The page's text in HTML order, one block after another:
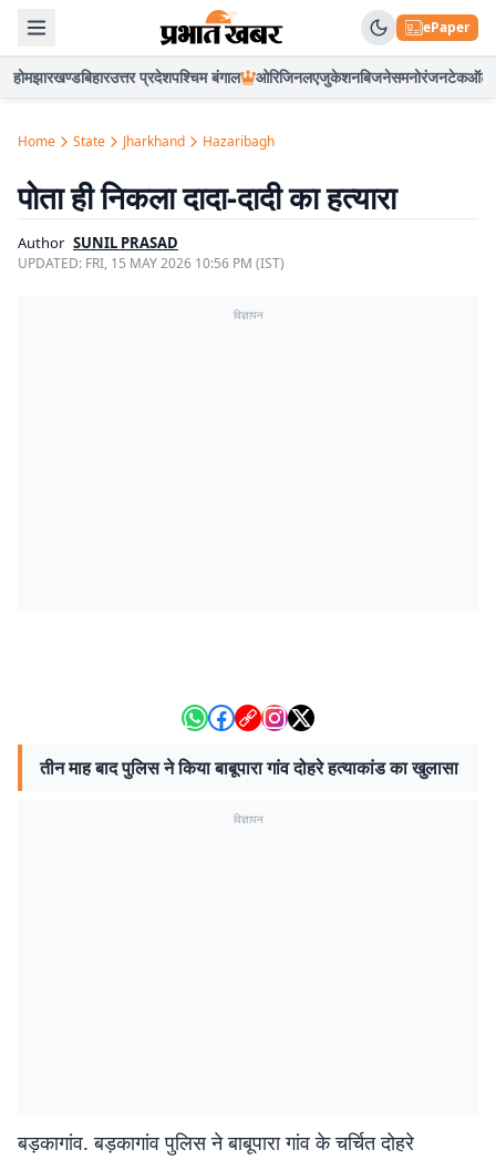
ePaper
होमझारखण्डबिहारउत्तर प्रदेशपश्चिम बंगाल ओरिजिनलएजुकेशनबिजनेसमनोरंजनटेकऑटो
Home State Jharkhand Hazaribagh
पोता ही निकला दादा-दादी का हत्यारा
Author SUNIL PRASAD
UPDATED: FRI, 15 MAY 2026 10:56 PM (IST)
विज्ञापन
तीन माह बाद पुलिस ने किया बाबूपारा गांव दोहरे हत्याकांड का खुलासा
विज्ञापन
बड़कागांव. बड़कागांव पुलिस ने बाबूपारा गांव के चर्चित दोहरे